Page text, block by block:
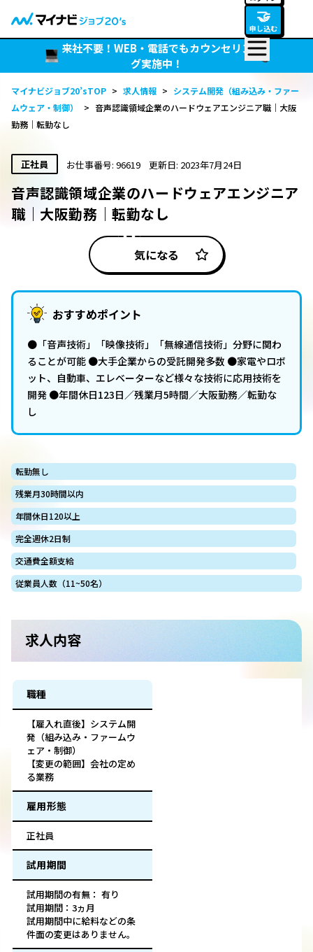
🤝
申し込む
来社不要！WEB・電話でもカウンセリン
グ実施中！
マイナビジョブ20’sTOP > 求人情報 > システム開発（組み込み・ファー
ムウェア・制御）
> 音声認識領域企業のハードウェアエンジニア職｜大阪
勤務｜転勤なし
正社員 お仕事番号: 96619 更新日: 2023年7月24日
音声認識領域企業のハードウェアエンジニア
職｜大阪勤務｜転勤なし
気になる
おすすめポイント
●「音声技術」「映像技術」「無線通信技術」分野に関わ
ることが可能 ●大手企業からの受託開発多数 ●家電やロボ
ット、自動車、エレベーターなど様々な技術に応用技術を
開発 ●年間休日123日／残業月5時間／大阪勤務／転勤な
し
転勤無し
残業月30時間以内
年間休日120以上
完全週休2日制
交通費全額支給
従業員人数（11~50名）
求人内容
職種
【雇入れ直後】システム開
発（組み込み・ファームウ
ェア・制御）
【変更の範囲】会社の定め
る業務
雇用形態
正社員
試用期間
試用期間の有無： 有り
試用期間：3ヵ月
試用期間中に給料などの条
件面の変更はありません。